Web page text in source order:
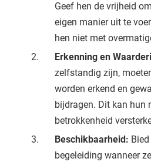
Geef hen de vrijheid
eigen manier uit te
hen niet met
Erkenning en
zelfstandig zijn,
worden erkend en
bijdragen. Dit kan hun
betrokkenheid
Beschikbaarheid:
begeleiding wanneer